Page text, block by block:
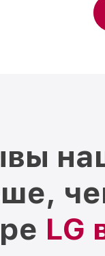
LG